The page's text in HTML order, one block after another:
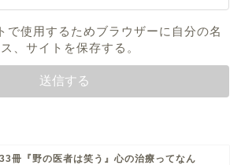
で使用するためブラウザーに自分の名
、サイトを保存する。
冊『野の医者は笑う』心の治療ってなん